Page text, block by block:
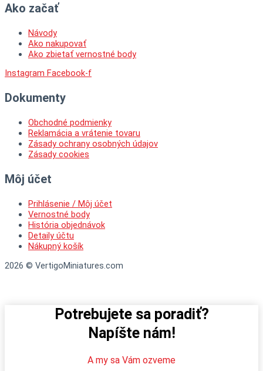
Ako začať
Návody
Ako nakupovať
Ako zbietať vernostné body
Instagram Facebook-f
Dokumenty
Obchodné podmienky
Reklamácia a vrátenie tovaru
Zásady ochrany osobných údajov
Zásady cookies
Môj účet
Prihlásenie / Môj účet
Vernostné body
História objednávok
Detaily účtu
Nákupný košík
2026 © VertigoMiniatures.com
Potrebujete sa poradiť?
Napíšte nám!
A my sa Vám ozveme